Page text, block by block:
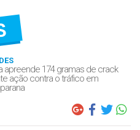
apreende 174 gramas de crack
ação contra o tráfico em